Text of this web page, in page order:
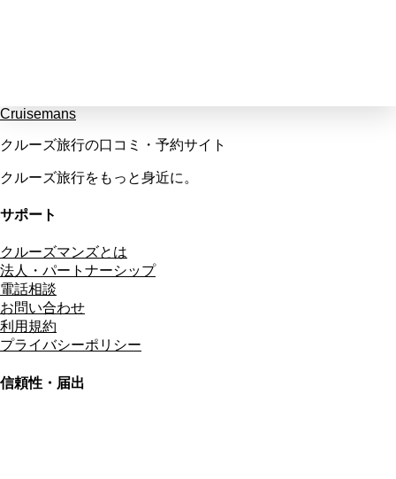
Cruisemans
クルーズ旅行の口コミ・予約サイト
クルーズ旅行をもっと身近に。
サポート
クルーズマンズとは
法人・パートナーシップ
電話相談
お問い合わせ
利用規約
プライバシーポリシー
信頼性・届出